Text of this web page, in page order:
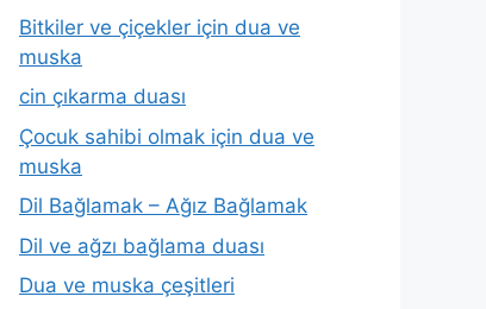
Bitkiler ve çiçekler için dua ve
muska
cin çıkarma duası
Çocuk sahibi olmak için dua ve
muska
Dil Bağlamak – Ağız Bağlamak
Dil ve ağzı bağlama duası
Dua ve muska çeşitleri